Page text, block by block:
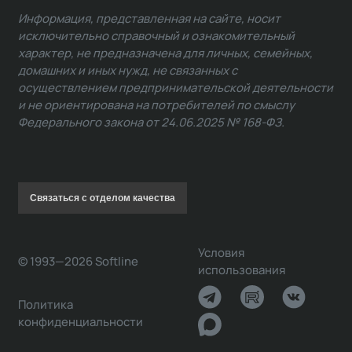
Связаться с отделом качества
Информация, представленная на сайте, носит
исключительно справочный и ознакомительный
характер, не предназначена для личных, семейных,
домашних и иных нужд, не связанных с
осуществлением предпринимательской деятельности
и не ориентирована на потребителей по смыслу
Федерального закона от 24.06.2025 № 168-ФЗ.
© 1993—2026 Softline
Условия
использования
Политика
конфиденциальности